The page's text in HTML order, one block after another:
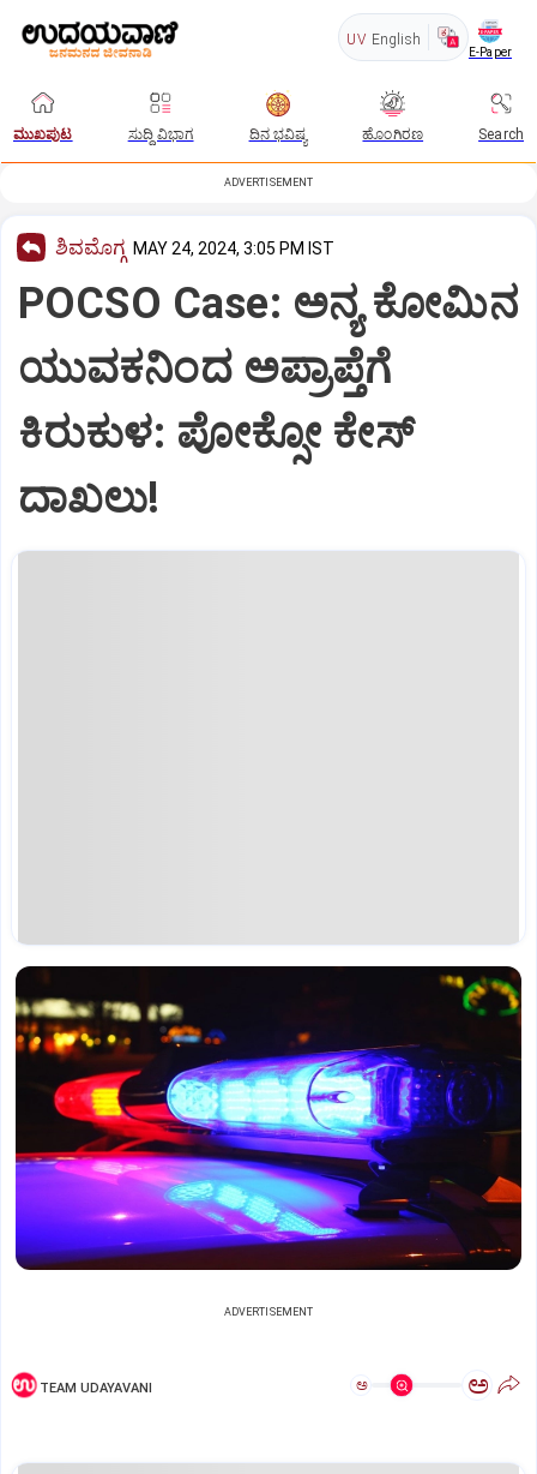
UV English
E-Paper
ಮುಖಪುಟ ಸುದ್ದಿ ವಿಭಾಗ ದಿನ ಭವಿಷ್ಯ ಹೊಂಗಿರಣ Search
ADVERTISEMENT
ಶಿವಮೊಗ್ಗ MAY 24, 2024, 3:05 PM IST
POCSO Case: ಅನ್ಯ ಕೋಮಿನ
ಯುವಕನಿಂದ ಅಪ್ರಾಪ್ತೆಗೆ
ಕಿರುಕುಳ: ಪೋಕ್ಸೋ ಕೇಸ್
ದಾಖಲು!
ADVERTISEMENT
TEAM UDAYAVANI ಅ ಅ